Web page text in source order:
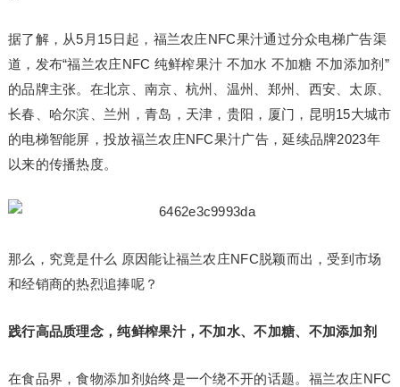
据了解，从5月15日起，福兰农庄NFC果汁通过分众电梯广告渠
道，发布“福兰农庄NFC 纯鲜榨果汁 不加水 不加糖 不加添加剂”
的品牌主张。在北京、南京、杭州、温州、郑州、西安、太原、
长春、哈尔滨、兰州，青岛，天津，贵阳，厦门，昆明15大城市
的电梯智能屏，投放福兰农庄NFC果汁广告，延续品牌2023年
以来的传播热度。
那么，究竟是什么 原因能让福兰农庄NFC脱颖而出，受到市场
和经销商的热烈追捧呢？
践行高品质理念，纯鲜榨果汁，不加水、不加糖、不加添加剂
在食品界，食物添加剂始终是一个绕不开的话题。福兰农庄NFC